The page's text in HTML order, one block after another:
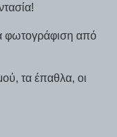
φωτογράφιση από
τα έπαθλα, οι